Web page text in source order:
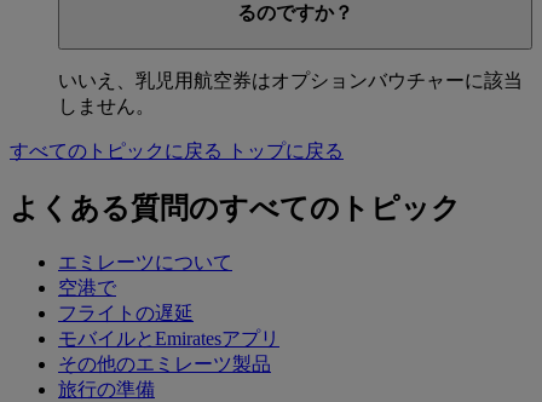
るのですか？
いいえ、乳児用航空券はオプションバウチャーに該当
しません。
すべてのトピックに戻る トップに戻る
よくある質問のすべてのトピック
エミレーツについて
空港で
フライトの遅延
モバイルとEmiratesアプリ
その他のエミレーツ製品
旅行の準備